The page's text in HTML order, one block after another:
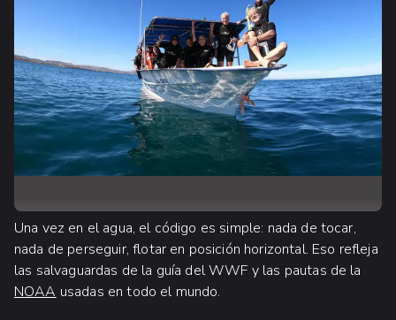
Una vez en el agua, el código es simple: nada de tocar,
nada de perseguir, flotar en posición horizontal. Eso refleja
las salvaguardas de la guía del WWF y las pautas de la
NOAA usadas en todo el mundo.